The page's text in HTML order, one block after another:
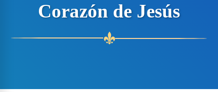
Corazón de Jesús